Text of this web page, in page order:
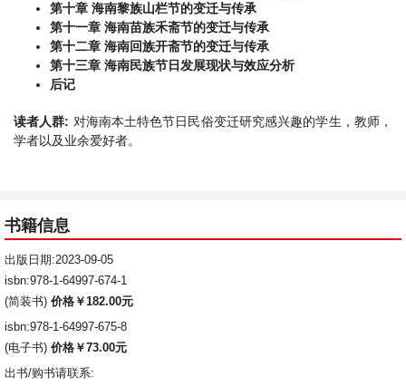
第十章 海南黎族山栏节的变迁与传承
第十一章 海南苗族禾斋节的变迁与传承
第十二章 海南回族开斋节的变迁与传承
第十三章 海南民族节日发展现状与效应分析
后记
读者人群: 对海南本土特色节日民俗变迁研究感兴趣的学生，教师，
学者以及业余爱好者。
书籍信息
出版日期:2023-09-05
isbn:978-1-64997-674-1
(简装书) 价格￥182.00元
isbn:978-1-64997-675-8
(电子书) 价格￥73.00元
出书/购书请联系: